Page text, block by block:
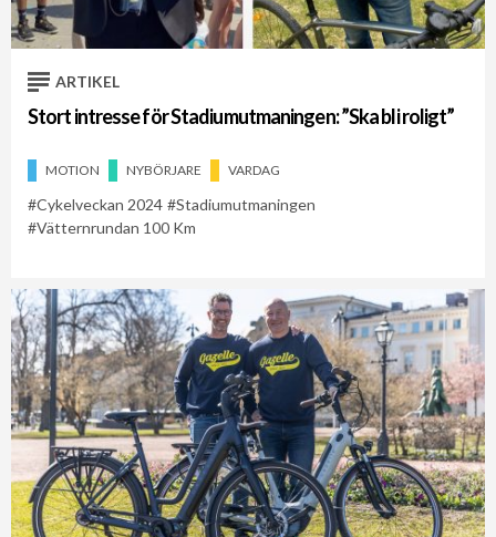
ARTIKEL
Stort intresse för Stadiumutmaningen: ”Ska bli roligt”
MOTION NYBÖRJARE VARDAG
Cykelveckan 2024
Stadiumutmaningen
Vätternrundan 100 Km